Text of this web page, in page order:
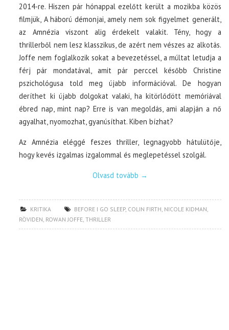
2014-re. Hiszen pár hónappal ezelőtt került a mozikba közös
filmjük, A háború démonjai, amely nem sok figyelmet generált,
az Amnézia viszont alig érdekelt valakit. Tény, hogy a
thrillerből nem lesz klasszikus, de azért nem vészes az alkotás.
Joffe nem foglalkozik sokat a bevezetéssel, a múltat letudja a
férj pár mondatával, amit pár perccel később Christine
pszichológusa told meg újabb információval. De hogyan
deríthet ki újabb dolgokat valaki, ha kitörlődött memóriával
ébred nap, mint nap? Erre is van megoldás, ami alapján a nő
agyalhat, nyomozhat, gyanúsíthat. Kiben bízhat?
Az Amnézia eléggé feszes thriller, legnagyobb hátulütője,
hogy kevés izgalmas izgalommal és meglepetéssel szolgál.
Olvasd tovább →
KRITIKA BEFORE I GO SLEEP, COLIN FIRTH, NICOLE KIDMAN,
RÖVIDEN, ROWAN JOFFE,THRILLER